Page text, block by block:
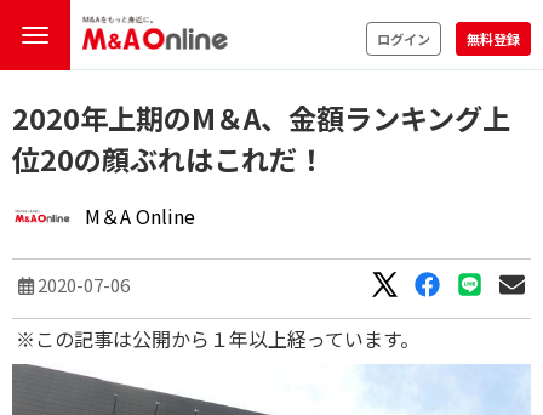
ログイン 無料登録
2020年上期のM＆A、金額ランキング上
位20の顔ぶれはこれだ！
M＆A Online
2020-07-06
※この記事は公開から１年以上経っています。